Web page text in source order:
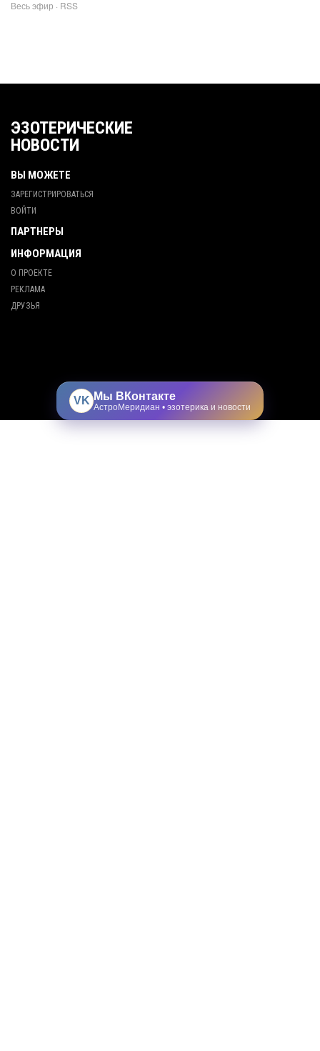
Весь эфир · RSS
ЭЗОТЕРИЧЕСКИЕ
НОВОСТИ
ВЫ МОЖЕТЕ
ЗАРЕГИСТРИРОВАТЬСЯ
ВОЙТИ
ПАРТНЕРЫ
ИНФОРМАЦИЯ
О ПРОЕКТЕ
РЕКЛАМА
ДРУЗЬЯ
VK Мы ВКонтакте
АстроМеридиан • эзотерика и новости